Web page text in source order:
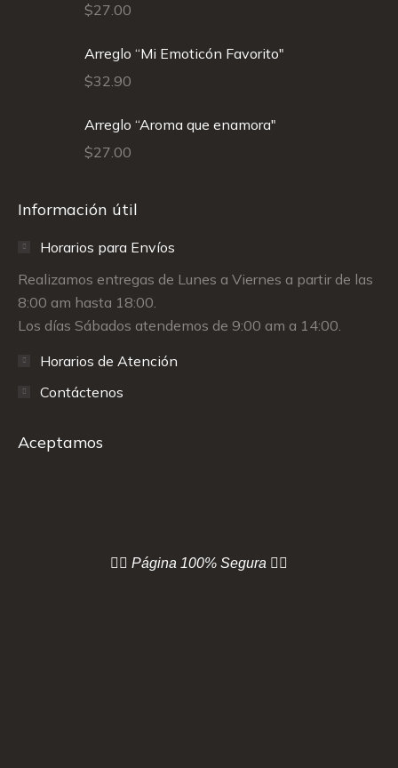
$27.00
Arreglo “Mi Emoticón Favorito"
$32.90
Arreglo “Aroma que enamora"
$27.00
Información útil
Horarios para Envíos
Realizamos entregas de Lunes a Viernes a partir de las
8:00 am hasta 18:00.
Los días Sábados atendemos de 9:00 am a 14:00.
Horarios de Atención
Contáctenos
Aceptamos
👇🏻 Página 100% Segura 👇🏻